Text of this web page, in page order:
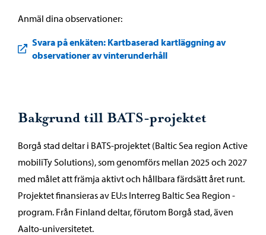
Anmäl dina observationer:
Svara på enkäten: Kartbaserad kartläggning av
observationer av vinterunderhåll
Bakgrund till BATS-projektet
Borgå stad deltar i BATS-projektet (Baltic Sea region Active
mobiliTy Solutions), som genomförs mellan 2025 och 2027
med målet att främja aktivt och hållbara färdsätt året runt.
Projektet finansieras av EU:s Interreg Baltic Sea Region -
program. Från Finland deltar, förutom Borgå stad, även
Aalto-universitetet.